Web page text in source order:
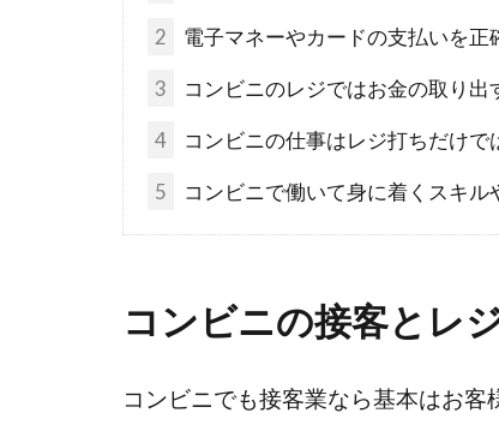
2 電子マネーやカードの支払いを
3 コンビニのレジではお金の取り出
4 コンビニの仕事はレジ打ちだけで
5 コンビニで働いて身に着くスキル
コンビニの接客とレ
コンビニでも接客業なら基本はお